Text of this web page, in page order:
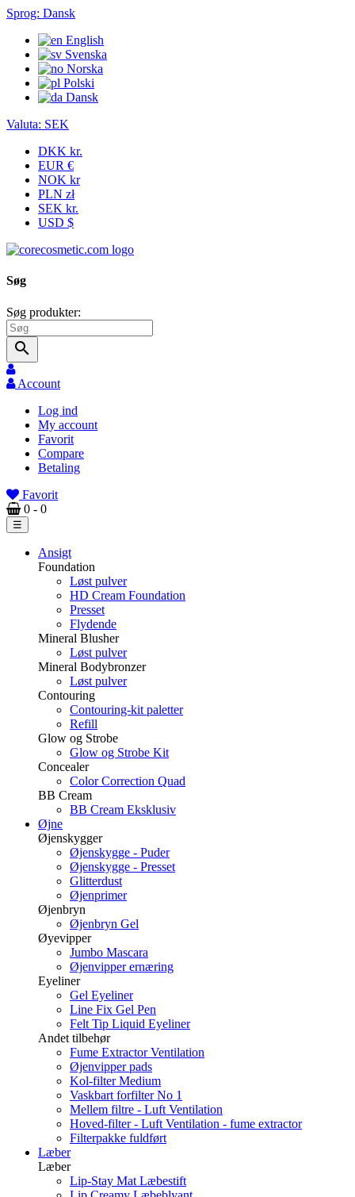
Sprog: Dansk
English
Svenska
Norska
Polski
Dansk
Valuta: SEK
DKK kr.
EUR €
NOK kr
PLN zł
SEK kr.
USD $
Søg
Søg produkter:
search
Account
Log ind
My account
Favorit
Compare
Betaling
Favorit
0 - 0
Toggle
navigation
☰
Ansigt
Foundation
Løst pulver
HD Cream Foundation
Presset
Flydende
Mineral Blusher
Løst pulver
Mineral Bodybronzer
Løst pulver
Contouring
Contouring-kit paletter
Refill
Glow og Strobe
Glow og Strobe Kit
Concealer
Color Correction Quad
BB Cream
BB Cream Eksklusiv
Øjne
Øjenskygger
Øjenskygge - Puder
Øjenskygge - Presset
Glitterdust
Øjenprimer
Øjenbryn
Øjenbryn Gel
Øyevipper
Jumbo Mascara
Øjenvipper ernæring
Eyeliner
Gel Eyeliner
Line Fix Gel Pen
Felt Tip Liquid Eyeliner
Andet tilbehør
Fume Extractor Ventilation
Øjenvipper pads
Kol-filter Medium
Vaskbart forfilter No 1
Mellem filtre - Luft Ventilation
Hoved-filter - Luft Ventilation - fume extractor
Filterpakke fuldført
Læber
Læber
Lip-Stay Mat Læbestift